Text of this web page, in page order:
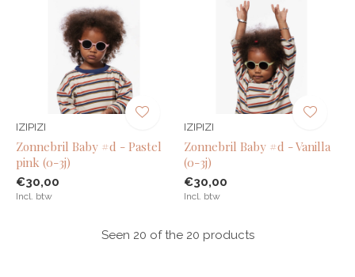
IZIPIZI
Zonnebril Baby #d - Pastel
pink (0-3j)
€30,00
Incl. btw
IZIPIZI
Zonnebril Baby #d - Vanilla
(0-3j)
€30,00
Incl. btw
Seen 20 of the 20 products